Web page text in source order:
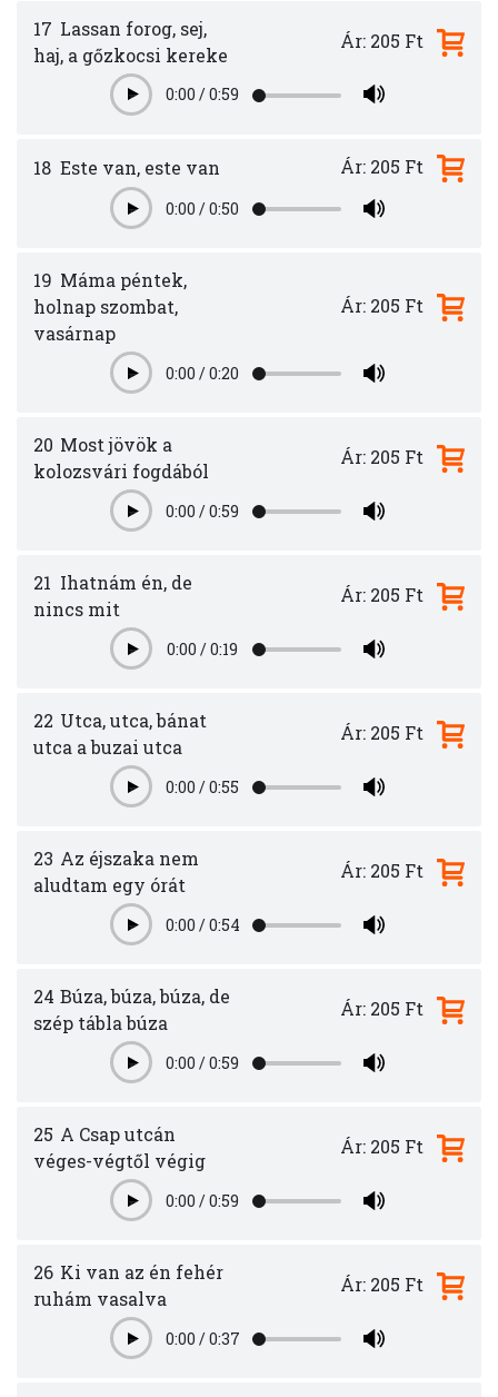
17 Lassan forog, sej,
haj, a gőzkocsi kereke
Play0:00 /0:59
Ár: 205 Ft
18 Este van, este van
Play0:00 /0:50
Ár: 205 Ft
19 Máma péntek,
holnap szombat,
vasárnap
Play0:00 /0:20
Ár: 205 Ft
20 Most jövök a
kolozsvári fogdából
Play0:00 /0:59
Ár: 205 Ft
21 Ihatnám én, de
nincs mit
Play0:00 /0:19
Ár: 205 Ft
22 Utca, utca, bánat
utca a buzai utca
Play0:00 /0:55
Ár: 205 Ft
23 Az éjszaka nem
aludtam egy órát
Play0:00 /0:54
Ár: 205 Ft
24 Búza, búza, búza, de
szép tábla búza
Play0:00 /0:59
Ár: 205 Ft
25 A Csap utcán
véges-végtől végig
Play0:00 /0:59
Ár: 205 Ft
26 Ki van az én fehér
ruhám vasalva
Play0:00 /0:37
Ár: 205 Ft